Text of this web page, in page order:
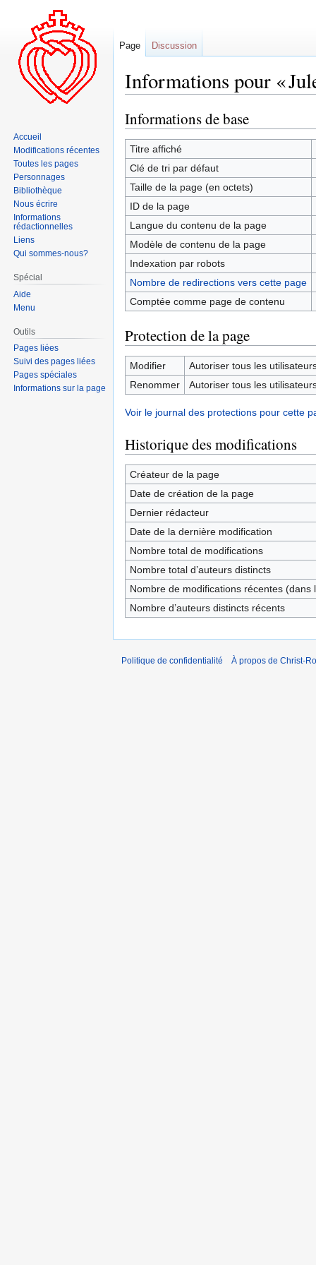
Informations pour «
Aller
à
la
navigation
Aller
à
la
recherche
Informations de base
Titre affiché
Clé de tri par défaut
Taille de la page (en octets)
ID de la page
Langue du contenu de la page
Modèle de contenu de la page
Indexation par robots
Nombre de redirections vers cette page
Comptée comme page de contenu
Protection de la page
Modifier
Autoriser tous les
Renommer
Autoriser tous les
Voir le journal des protections pour cette
Historique des modifications
Créateur de la page
Date de création de la page
Dernier rédacteur
Date de la dernière modification
Nombre total de modifications
Nombre total d’auteurs distincts
Nombre de modifications récentes (dans
Nombre d’auteurs distincts récents
Page Discussion
Accueil
Modifications récentes
Toutes les pages
Personnages
Bibliothèque
Nous écrire
Informations
rédactionnelles
Liens
Qui sommes-nous?
Spécial
Aide
Menu
Outils
Pages liées
Suivi des pages liées
Pages spéciales
Informations sur la page
Politique de confidentialité À propos de Christ-